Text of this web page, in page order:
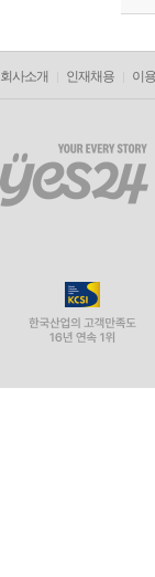
회사소개 인재채용 이